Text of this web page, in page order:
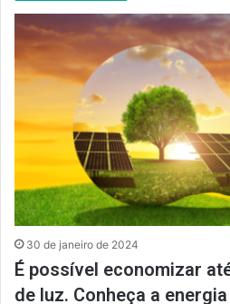
30 de janeiro de 2024
É possível economizar
de luz. Conheça a